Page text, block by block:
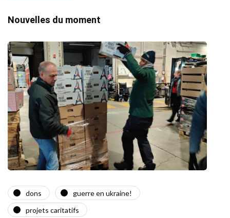
Nouvelles du moment
dons
guerre en ukraine!
projets caritatifs